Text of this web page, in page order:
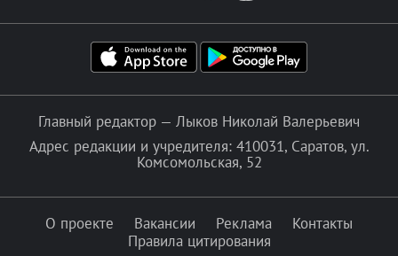
Главный редактор — Лыков Николай Валерьевич
Адрес редакции и учредителя: 410031, Саратов, ул.
Комсомольская, 52
О проекте Вакансии Реклама
Контакты
Правила цитирования